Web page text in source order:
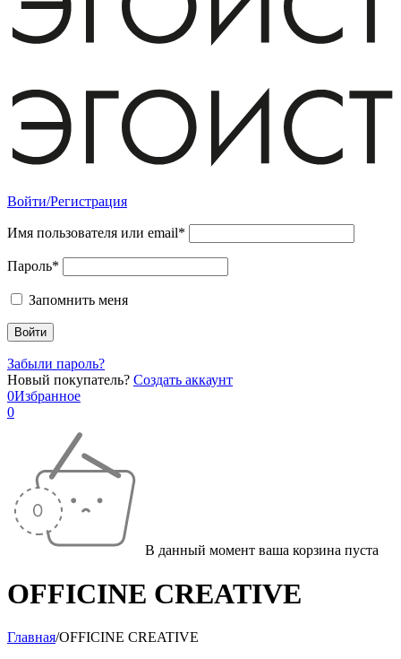
Войти/Регистрация
Имя пользователя или email*
Пароль*
Запомнить меня
Забыли пароль?
Новый покупатель? Создать аккаунт
0Избранное
0
В данный момент ваша корзина пуста
OFFICINE CREATIVE
Главная/OFFICINE CREATIVE